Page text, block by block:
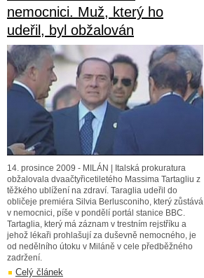
nemocnici. Muž, který ho
udeřil, byl obžalován
14. prosince 2009 - MILÁN | Italská prokuratura
obžalovala dvaačtyřicetiletého Massima Tartagliu z
těžkého ublížení na zdraví. Taraglia udeřil do
obličeje premiéra Silvia Berlusconiho, který zůstává
v nemocnici, píše v pondělí portál stanice BBC.
Tartaglia, který má záznam v trestním rejstříku a
jehož lékaři prohlašují za duševně nemocného, je
od nedělního útoku v Miláně v cele předběžného
zadržení.
Celý článek